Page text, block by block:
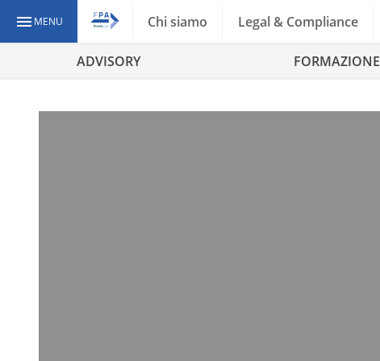
MENU Chi siamo Legal & Compliance
ADVISORY FORMAZIONE